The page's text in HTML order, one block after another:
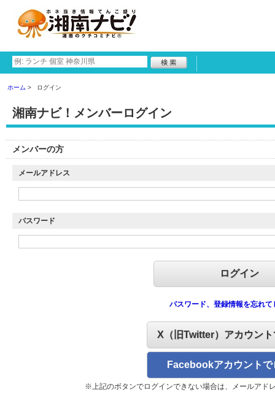
ホーム ログイン
湘南ナビ！メンバーログイン
メンバーの方
メールアドレス
パスワード
パスワード、登録情報を忘れて
X（旧Twitter）アカウン
Facebookアカウントで
※上記のボタンでログインできない場合は、メールアド